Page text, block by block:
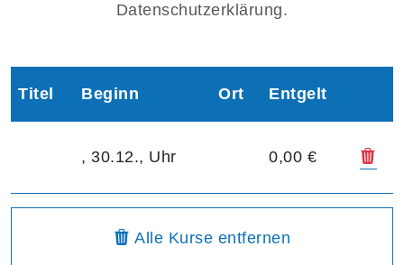
Datenschutzerklärung.
Warenkorbübersicht
Titel Beginn Ort Entgelt
, 30.12., Uhr 0,00 €
Alle Kurseaus dem Warenkorb
entfernen